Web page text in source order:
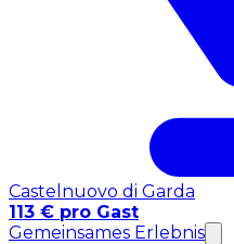
Castelnuovo di Garda
113 € pro Gast
Gemeinsames Erlebnis